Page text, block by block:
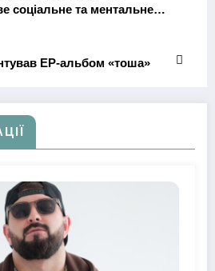
соціальне та ментальне
EP-альбом «тоша»